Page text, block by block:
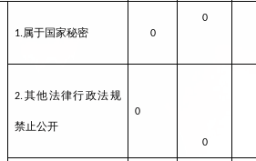
1.属于国家秘密 0
0
2.其他法律行政法规
禁止公开
0
0